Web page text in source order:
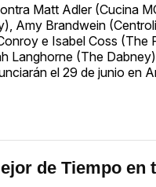
Matt Adler (Cucina
Amy Brandwein
e Isabel Coss (The
Langhorne (The
el 29 de junio en
de Tiempo en